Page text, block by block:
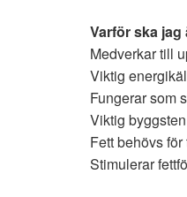
Varför ska jag
Medverkar till
Viktig
Fungerar som
Viktig
Fett behövs
Stimulerar